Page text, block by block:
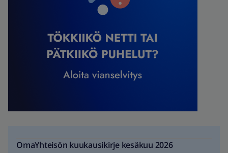
OmaYhteisön kuukausikirje kesäkuu 2026